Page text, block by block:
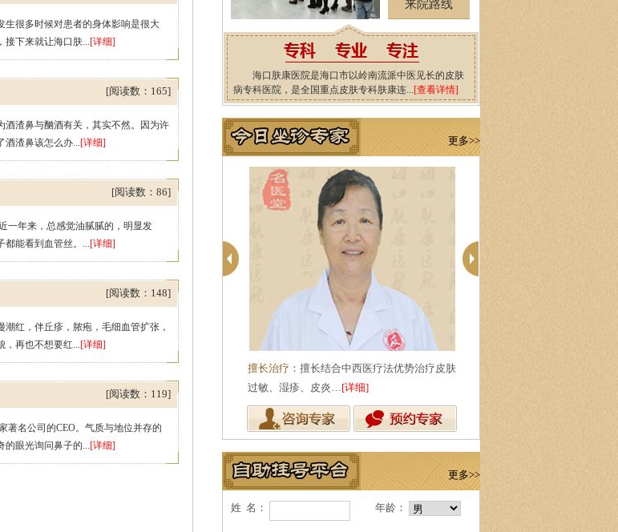
生很多时候对患者的身体影响是很大
接下来就让海口肤...[详细]
[阅读数：165]
酒渣鼻与酗酒有关，其实不然。因为许
酒渣鼻该怎么办...[详细]
[阅读数：86]
一年来，总感觉油腻腻的，明显发
都能看到血管丝。...[详细]
[阅读数：148]
红，伴丘疹，脓疱，毛细血管扩张，
，再也不想要红...[详细]
[阅读数：119]
著名公司的CEO。气质与地位并存的
的眼光询问鼻子的...[详细]
来院路线
海口肤康医院是海口市以岭南流派中医见长的皮肤
病专科医院，是全国重点皮肤专科肤康连...[查看详情]
更多>>
擅长治疗 ：擅长结合中西医疗法优势治疗皮肤
过敏、湿疹、皮炎…[详细]
更多>>
姓 名： 年龄：